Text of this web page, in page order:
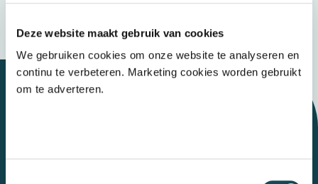
Deze website maakt gebruik van cookies
We gebruiken cookies om onze website te analyseren en
continu te verbeteren. Marketing cookies worden gebruikt
om te adverteren.